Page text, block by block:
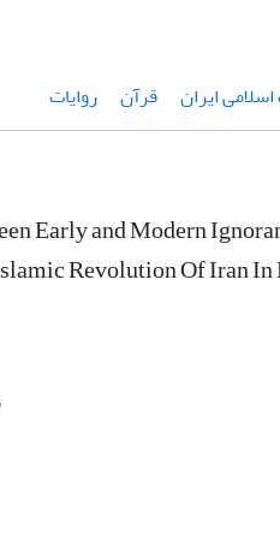
اسلامی ایران قرآن روایات
Early and Modern
Revolution Of Iran